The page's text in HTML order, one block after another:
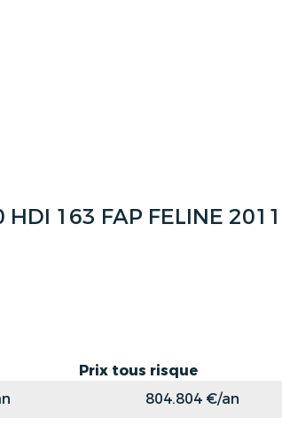
163 FAP FELINE 2011
Prix tous risque
804.804 €/an